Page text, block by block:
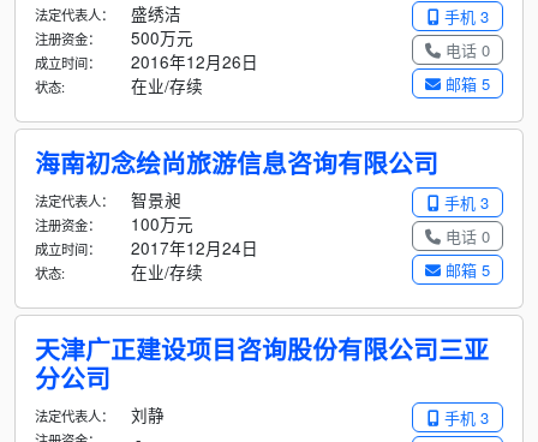
手机 3
电话 0
邮箱 5
法定代表人： 盛绣洁
注册资金： 500万元
成立时间： 2016年12月26日
状态: 在业/存续
海南初念绘尚旅游信息咨询有限公司
手机 3
电话 0
邮箱 5
法定代表人： 智景昶
注册资金： 100万元
成立时间： 2017年12月24日
状态: 在业/存续
天津广正建设项目咨询股份有限公司三亚
分公司
手机 3
法定代表人： 刘静